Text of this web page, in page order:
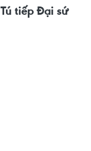
tiếp Đại sứ